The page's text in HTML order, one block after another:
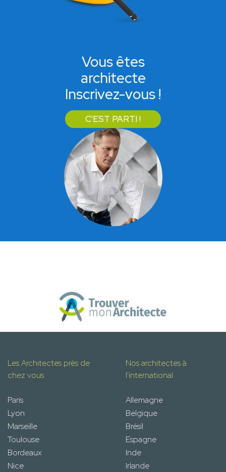
Vous êtes
architecte
Inscrivez-vous !
C'EST PARTI !
Les Architectes près de
chez vous
Paris
Lyon
Marseille
Toulouse
Bordeaux
Nice
Nos architectes à
l'international
Allemagne
Belgique
Brésil
Espagne
Inde
Irlande